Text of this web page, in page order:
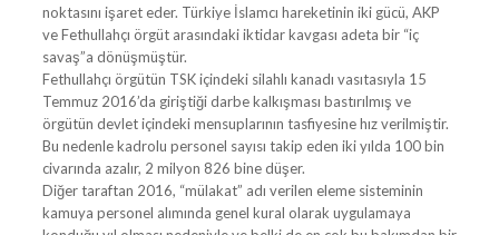
noktasını işaret eder. Türkiye İslamcı hareketinin iki gücü, AKP
ve Fethullahçı örgüt arasındaki iktidar kavgası adeta bir “iç
savaş”a dönüşmüştür.
Fethullahçı örgütün TSK içindeki silahlı kanadı vasıtasıyla 15
Temmuz 2016’da giriştiği darbe kalkışması bastırılmış ve
örgütün devlet içindeki mensuplarının tasfiyesine hız verilmiştir.
Bu nedenle kadrolu personel sayısı takip eden iki yılda 100 bin
civarında azalır, 2 milyon 826 bine düşer.
Diğer taraftan 2016, “mülakat” adı verilen eleme sisteminin
kamuya personel alımında genel kural olarak uygulamaya